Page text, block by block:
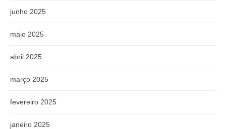
junho 2025
maio 2025
abril 2025
março 2025
fevereiro 2025
janeiro 2025